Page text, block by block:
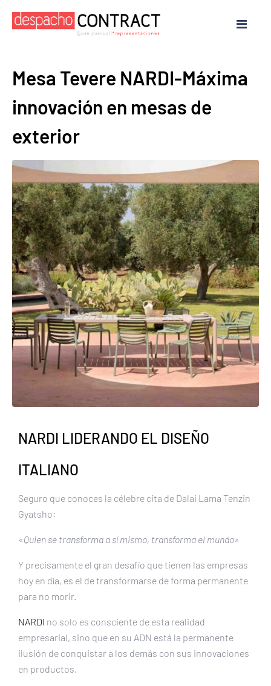
Mesa Tevere NARDI-Máxima
innovación en mesas de
exterior
NARDI LIDERANDO EL DISEÑO
ITALIANO
Seguro que conoces la célebre cita de Dalai Lama Tenzin
Gyatsho:
«Quien se transforma a sí mismo, transforma el mundo»
Y precisamente el gran desafío que tienen las empresas
hoy en día, es el de transformarse de forma permanente
para no morir.
NARDI no solo es consciente de esta realidad
empresarial, sino que en su ADN está la permanente
ilusión de conquistar a los demás con sus innovaciones
en productos.